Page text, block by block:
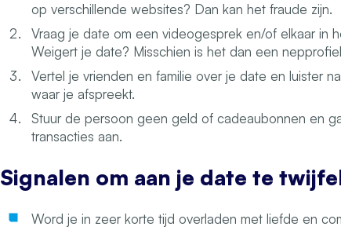
op verschillende websites? Dan kan het fraude zijn.
Vraag je date om een videogesprek en/of elkaar in
Weigert je date? Misschien is het dan een
Vertel je vrienden en familie over je date en luister
waar je afspreekt.
Stuur de persoon geen geld of cadeaubonnen en
transacties aan.
Signalen om aan je date te
Word je in zeer korte tijd overladen met liefde en